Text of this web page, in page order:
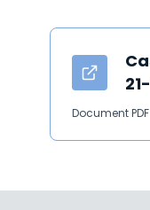
Document PDF